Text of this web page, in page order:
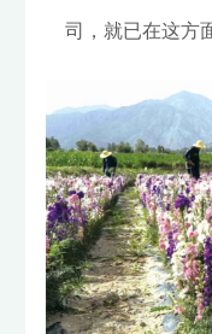
司，就已在这方